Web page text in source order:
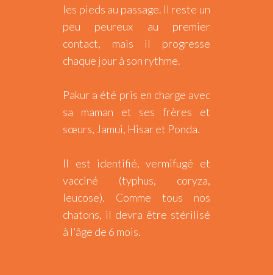
les pieds au passage. Il reste un
peu peureux au premier
contact, mais il progresse
chaque jour à son rythme.
Pakur a été pris en charge avec
sa maman et ses frères et
sœurs, Jamui, Hisar et Ponda.
Il est identifié, vermifugé et
vacciné (typhus, coryza,
leucose). Comme tous nos
chatons, il devra être stérilisé
à l'âge de 6 mois.